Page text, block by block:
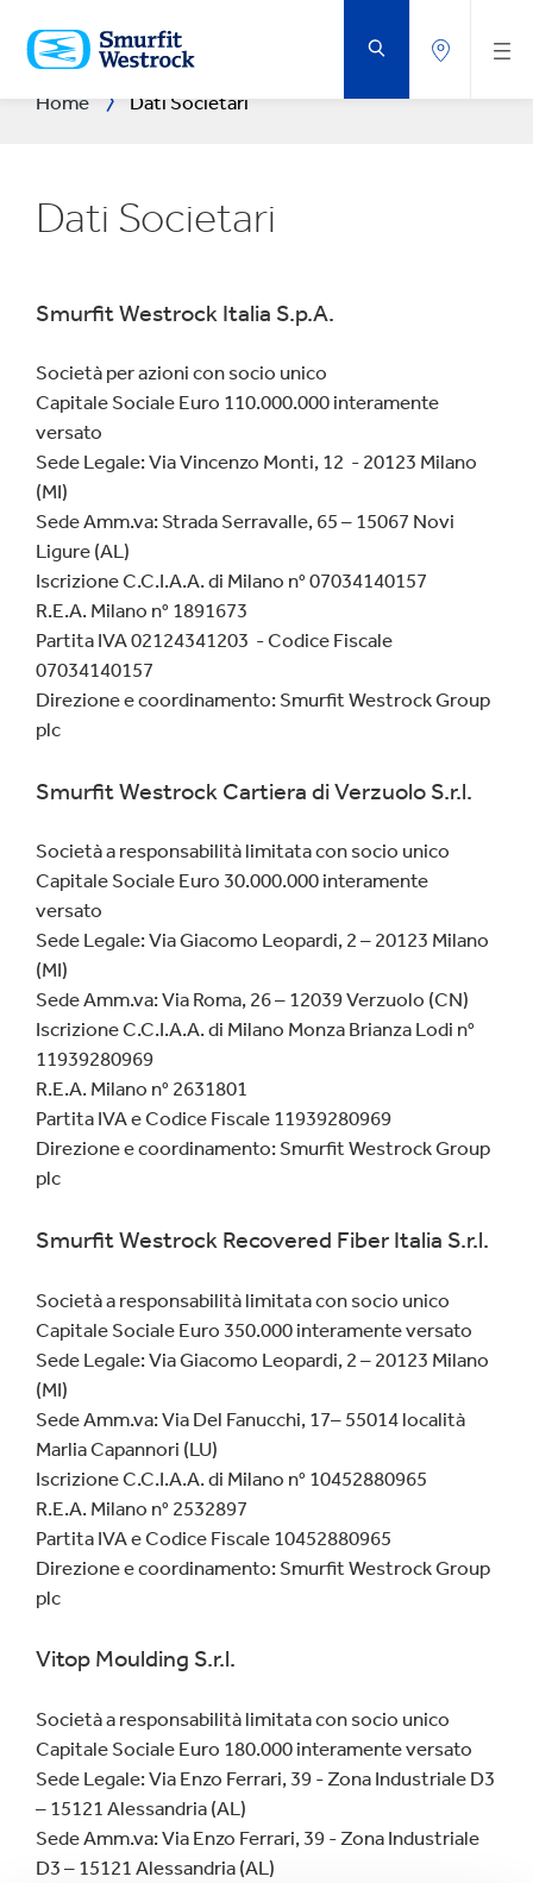
AL
CONTENUTO
PRINCIPALE
Home Dati Societari
Dati Societari
Smurfit Westrock Italia S.p.A.
Società per azioni con socio unico
Capitale Sociale Euro 110.000.000 interamente
versato
Sede Legale: Via Vincenzo Monti, 12 - 20123 Milano
(MI)
Sede Amm.va: Strada Serravalle, 65 – 15067 Novi
Ligure (AL)
Iscrizione C.C.I.A.A. di Milano n° 07034140157
R.E.A. Milano n° 1891673
Partita IVA 02124341203 - Codice Fiscale
07034140157
Direzione e coordinamento: Smurfit Westrock Group
plc
Smurfit Westrock Cartiera di Verzuolo S.r.l.
Società a responsabilità limitata con socio unico
Capitale Sociale Euro 30.000.000 interamente
versato
Sede Legale: Via Giacomo Leopardi, 2 – 20123 Milano
(MI)
Sede Amm.va: Via Roma, 26 – 12039 Verzuolo (CN)
Iscrizione C.C.I.A.A. di Milano Monza Brianza Lodi n°
11939280969
R.E.A. Milano n° 2631801
Partita IVA e Codice Fiscale 11939280969
Direzione e coordinamento: Smurfit Westrock Group
plc
Smurfit Westrock Recovered Fiber Italia S.r.l.
Società a responsabilità limitata con socio unico
Capitale Sociale Euro 350.000 interamente versato
Sede Legale: Via Giacomo Leopardi, 2 – 20123 Milano
(MI)
Sede Amm.va: Via Del Fanucchi, 17– 55014 località
Marlia Capannori (LU)
Iscrizione C.C.I.A.A. di Milano n° 10452880965
R.E.A. Milano n° 2532897
Partita IVA e Codice Fiscale 10452880965
Direzione e coordinamento: Smurfit Westrock Group
plc
Vitop Moulding S.r.l.
Società a responsabilità limitata con socio unico
Capitale Sociale Euro 180.000 interamente versato
Sede Legale: Via Enzo Ferrari, 39 - Zona Industriale D3
– 15121 Alessandria (AL)
Sede Amm.va: Via Enzo Ferrari, 39 - Zona Industriale
D3 – 15121 Alessandria (AL)